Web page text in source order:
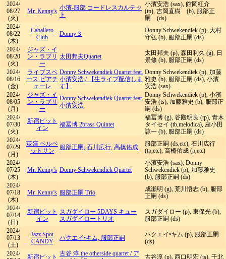
2024/
08/27
(火)
Mr. Kenny's 小濱-服部 コードレスカルテッ
ト
小濱安浩 (sax), 館岡紅介
(tp), 吉岡直樹 (b), 服部正
嗣 (ds)
2024/
08/22
(木)
Caballero
Club
Donny３
Donny Schwekendiek (p), 大村
守弘 (b), 服部正嗣 (ds)
2024/
08/20
(火)
ジャズ・イ
ン・ラブリ
ー
太田邦夫Quartet
太田邦夫 (p), 森田利久 (g), 日
景修 (b), 服部正嗣 (ds)
2024/
08/16
(金)
ライブスペ
ース ピアチ
ェーレ
Donny Schwekendiek Quartet feat.
小濱安浩 /
【生ライブ配信しま
す】
Donny Schwekendiek (p), 加藤
雅史 (b), 服部正嗣 (ds), 小濱
安浩 (sax)
2024/
08/05
(月)
ジャズ・イ
ン・ラブリ
ー
Donny Schwekendiek Quartet feat.
小濱安浩
Donny Schwekendiek (p), 小濱
安浩 (ts), 加藤雅史 (b), 服部正
嗣 (ds)
2024/
07/30
(火)
新宿ピット
イン
福冨博 2brass Quintet
福冨博 (g), 谷殿明良 (tp), 青木
タイセイ (tb,melodica), 座小田
諒一 (b), 服部正嗣 (ds)
2024/
07/29
(月)
荻窪 ベルベ
ットサン
服部正嗣, 石川広行, 高橋佑成
服部正嗣 (ds,etc), 石川広行
(tp,etc), 高橋佑成 (p,etc)
2024/
07/25
(木)
Mr. Kenny's Donny Schwekendiek Quartet
小濱安浩 (sax), Donny
Schwekendiek (p), 加藤雅史
(b), 服部正嗣 (ds)
2024/
07/18
(木)
Mr. Kenny's 服部正嗣 Trio
成瀬明 (g), 荒川悟志 (b), 服部
正嗣 (ds)
2024/
07/14
(日)
新宿ピット
イン
スガダイロー 5DAYS キュー
スガダイロートリオ
スガダイロー (p), 東保光 (b),
服部正嗣 (ds)
2024/
07/13
(土)
Jazz Spot
CANDY
ハクエイ•キム, 服部正嗣
ハクエイ•キム (p), 服部正嗣
(ds)
2024/
新宿ピット 古谷 淳 the otherside quartet/ ア
古谷淳 (p), 西口明宏 (ts), 千北